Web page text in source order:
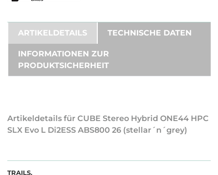
ARTIKELDETAILS TECHNISCHE DATEN
INFORMATIONEN ZUR
PRODUKTSICHERHEIT
Artikeldetails für CUBE Stereo Hybrid ONE44 HPC
SLX Evo L Di2ESS ABS800 26 (stellar´n´grey)
TRAILS,